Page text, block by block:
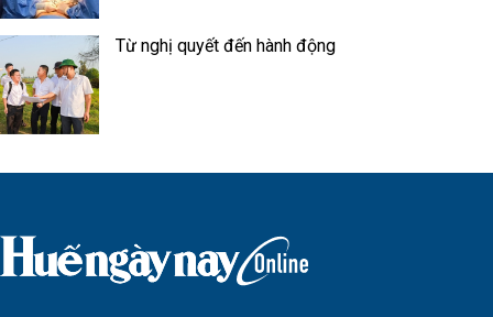
Từ nghị quyết đến hành động